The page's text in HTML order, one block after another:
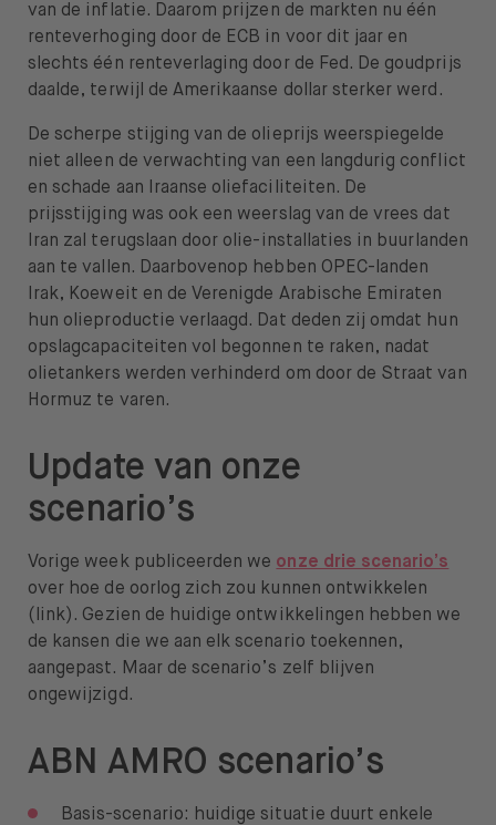
van de inflatie. Daarom prijzen de markten nu één
renteverhoging door de ECB in voor dit jaar en
slechts één renteverlaging door de Fed. De goudprijs
daalde, terwijl de Amerikaanse dollar sterker werd.
De scherpe stijging van de olieprijs weerspiegelde
niet alleen de verwachting van een langdurig conflict
en schade aan Iraanse oliefaciliteiten. De
prijsstijging was ook een weerslag van de vrees dat
Iran zal terugslaan door olie-installaties in buurlanden
aan te vallen. Daarbovenop hebben OPEC-landen
Irak, Koeweit en de Verenigde Arabische Emiraten
hun olieproductie verlaagd. Dat deden zij omdat hun
opslagcapaciteiten vol begonnen te raken, nadat
olietankers werden verhinderd om door de Straat van
Hormuz te varen.
Update van onze
scenario’s
Vorige week publiceerden we onze drie scenario’s
over hoe de oorlog zich zou kunnen ontwikkelen
(link). Gezien de huidige ontwikkelingen hebben we
de kansen die we aan elk scenario toekennen,
aangepast. Maar de scenario’s zelf blijven
ongewijzigd.
ABN AMRO scenario’s
Basis-scenario: huidige situatie duurt enkele